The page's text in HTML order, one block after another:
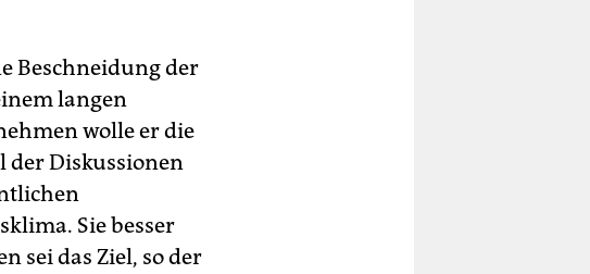
Beschneidung der
langen
wolle er die
der Diskussionen
Sie besser
sei das Ziel, so der